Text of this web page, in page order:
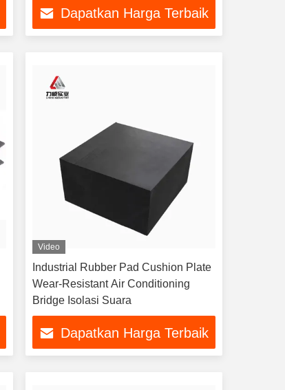
Dapatkan Harga Terbaik
Video
Industrial Rubber Pad Cushion Plate
Wear-Resistant Air Conditioning
Bridge Isolasi Suara
Dapatkan Harga Terbaik